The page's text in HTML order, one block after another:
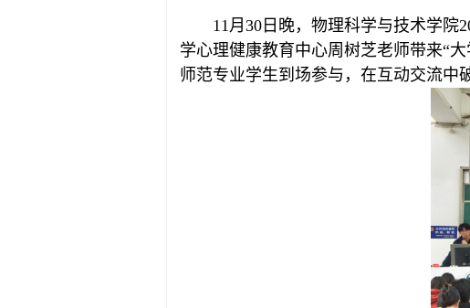
11月30日晚，物理科学与技术学院
学心理健康教育中心周树芝老师带来“
师范专业学生到场参与，在互动交流中